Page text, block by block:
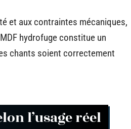
et aux contraintes mécaniques,
hydrofuge constitue un
chants soient correctement
l’usage réel